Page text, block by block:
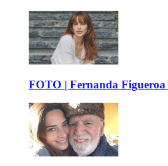
FOTO | Fernanda Figueroa